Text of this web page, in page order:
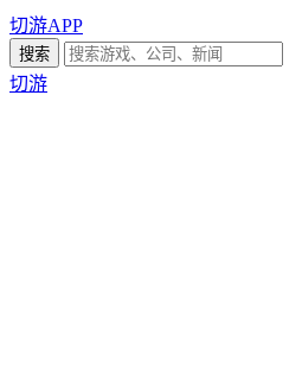
切游APP
切游